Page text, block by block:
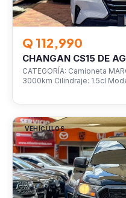
Q 112,990
CHANGAN CS15 DE
CATEGORÍA: Camioneta
3000km Cilindraje: 1.5cl
VEHÍCULOS